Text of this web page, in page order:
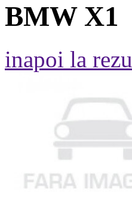
BMW X1
inapoi la